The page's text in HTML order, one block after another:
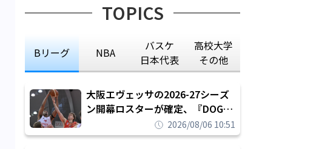
TOPICS
Bリーグ NBA
バスケ
日本代表
高校大学
その他
大阪エヴェッサの2026-27シーズ
ン開幕ロスターが確定、『DOG
FIGHT』のチームカルチャーを推
し進めて結果を求めるシーズンへ
2026/08/06 10:51